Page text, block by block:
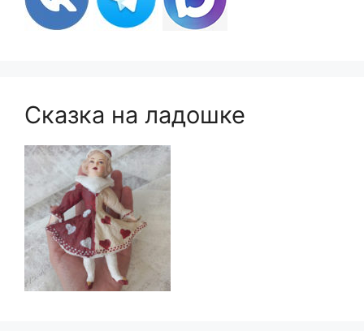
Сказка на ладошке